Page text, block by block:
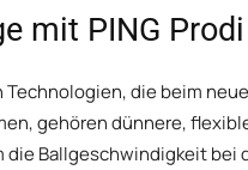
mit PING Prodi
die beim
gehören dünnere,
die Ballgeschwindigkeit bei